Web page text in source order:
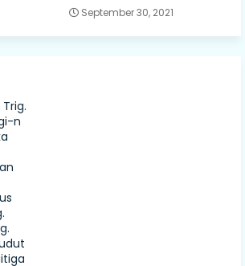
September 30, 2021
n